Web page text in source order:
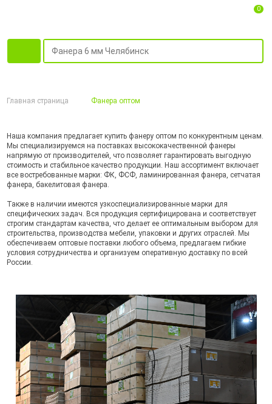
0
Главная страница Фанера оптом
Наша компания предлагает купить фанеру оптом по конкурентным ценам.
Мы специализируемся на поставках высококачественной фанеры
напрямую от производителей, что позволяет гарантировать выгодную
стоимость и стабильное качество продукции. Наш ассортимент включает
все востребованные марки: ФК, ФСФ, ламинированная фанера, сетчатая
фанера, бакелитовая фанера.
Также в наличии имеются узкоспециализированные марки для
специфических задач. Вся продукция сертифицирована и соответствует
строгим стандартам качества, что делает ее оптимальным выбором для
строительства, производства мебели, упаковки и других отраслей. Мы
обеспечиваем оптовые поставки любого объема, предлагаем гибкие
условия сотрудничества и организуем оперативную доставку по всей
России.